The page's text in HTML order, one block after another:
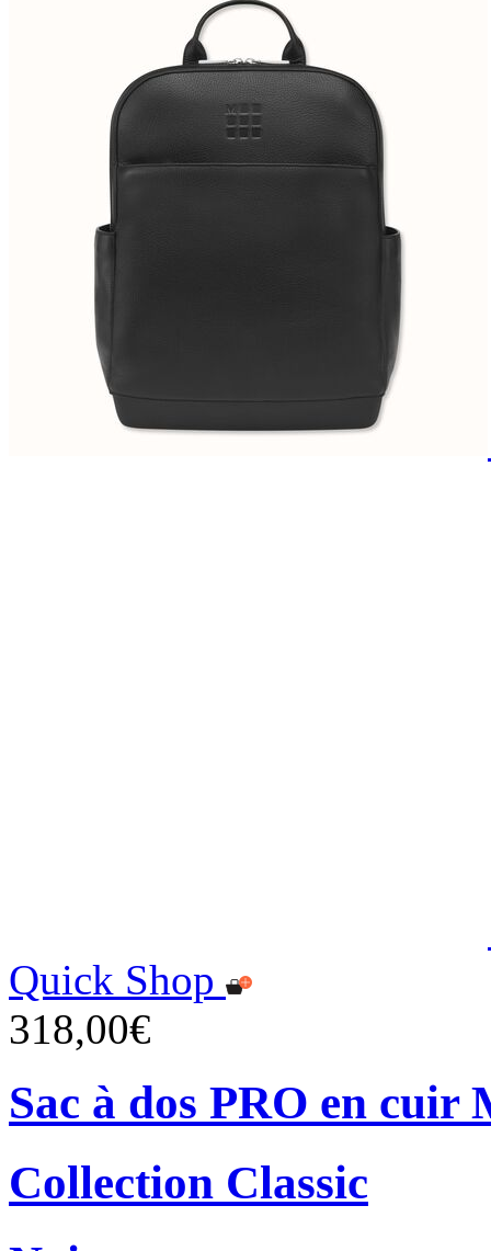
Quick Shop
318,00€
Sac à dos PRO en cuir
Collection Classic